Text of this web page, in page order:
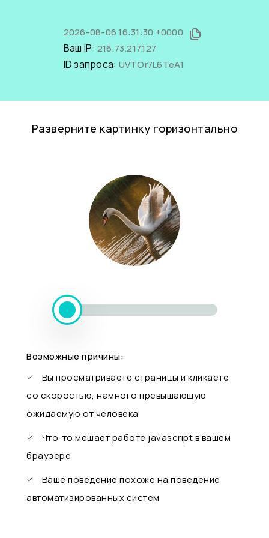
2026-08-06 16:31:30 +0000
Ваш IP: 216.73.217.127
ID запроса: UVTOr7L6TeA1
Разверните картинку горизонтально
Возможные причины:
Вы просматриваете страницы и кликаете
со скоростью, намного превышающую
ожидаемую от человека
Что-то мешает работе javascript в вашем
браузере
Ваше поведение похоже на поведение
автоматизированных систем